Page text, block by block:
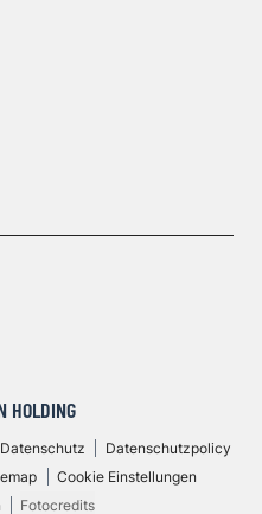
HOLDING
Datenschutzpolicy
Cookie Einstellungen
Fotocredits